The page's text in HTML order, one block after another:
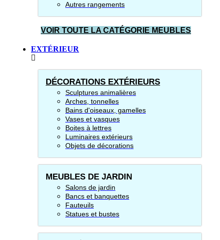
Autres rangements
VOIR TOUTE LA CATÉGORIE MEUBLES
EXTÉRIEUR
DÉCORATIONS EXTÉRIEURS
Sculptures animalières
Arches, tonnelles
Bains d'oiseaux, gamelles
Vases et vasques
Boites à lettres
Luminaires extérieurs
Objets de décorations
MEUBLES DE JARDIN
Salons de jardin
Bancs et banquettes
Fauteuils
Statues et bustes